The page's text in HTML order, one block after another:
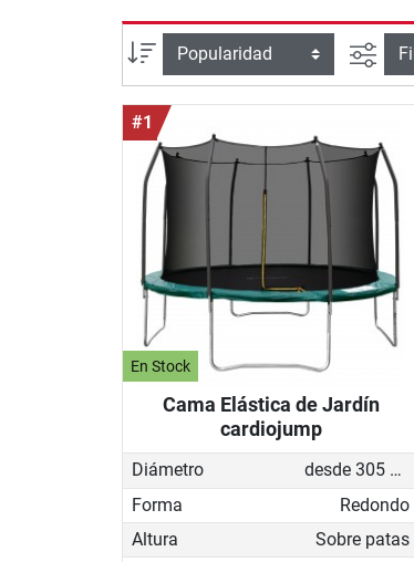
Ordenar por
#1
En Stock
Cama Elástica de Jardín
cardiojump
Diámetro
desde 305 cm
Forma
Redondo
Altura
Sobre patas